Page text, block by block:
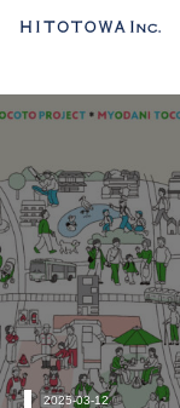
2025-03-12